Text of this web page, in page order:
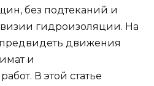
без подтеканий и
гидроизоляции. На
движения
и
В этой статье